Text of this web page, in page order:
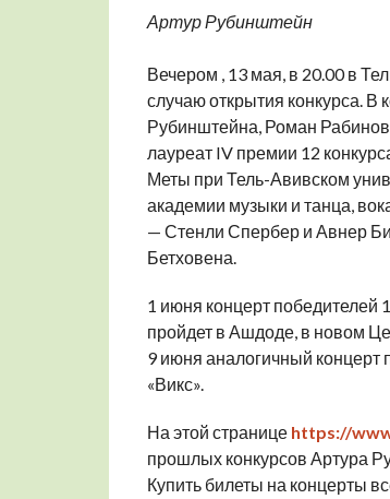
Артур Рубинштейн
Вечером , 13 мая, в 20.00 в
случаю открытия конкурса. В
Рубинштейна, Роман
лауреат IV премии 12
Меты при Тель-Авивском
академии музыки и танца,
— Стенли Спербер и Авнер
Бетховена.
1 июня концерт победителей
пройдет в Ашдоде, в новом
9 июня аналогичный концерт
«Викс».
На этой странице https://
прошлых конкурсов Артура
Купить билеты на концерты